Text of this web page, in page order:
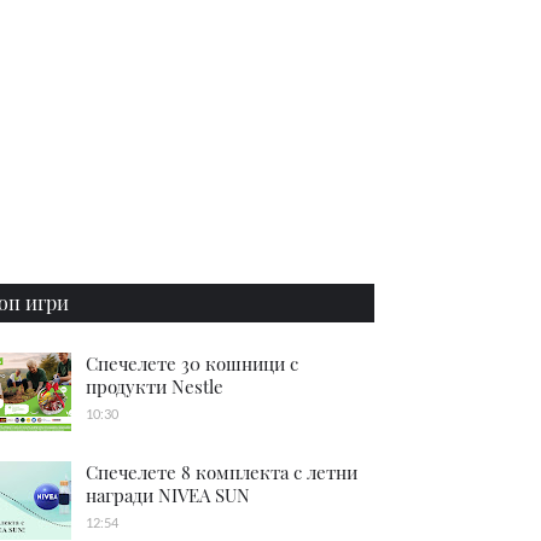
игри
Спечелете 30 кошници с
продукти Nestle
10:30
Спечелете 8 комплекта с летни
награди NIVEA SUN
12:54